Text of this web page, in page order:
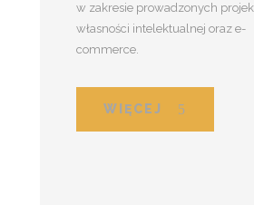
w zakresie prowadzonych
własności intelektualnej oraz e-
commerce.
WIĘCEJ